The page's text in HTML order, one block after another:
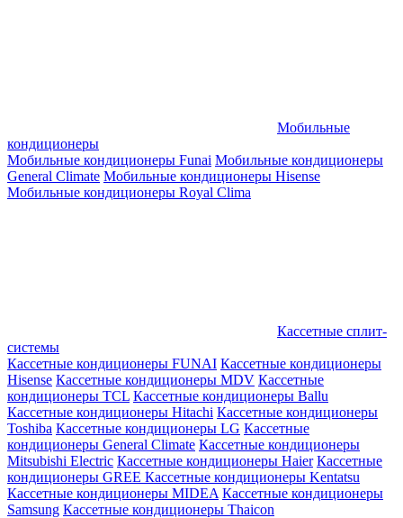
Мобильные
кондиционеры
Мобильные кондиционеры Funai Мобильные кондиционеры
General Climate Мобильные кондиционеры Hisense
Мобильные кондиционеры Royal Clima
Кассетные сплит-
системы
Кассетные кондиционеры FUNAI Кассетные кондиционеры
Hisense Кассетные кондиционеры MDV Кассетные
кондиционеры TCL Кассетные кондиционеры Ballu
Кассетные кондиционеры Hitachi Кассетные кондиционеры
Toshiba Кассетные кондиционеры LG Кассетные
кондиционеры General Climate Кассетные кондиционеры
Mitsubishi Electric Кассетные кондиционеры Haier Кассетные
кондиционеры GREE Кассетные кондиционеры Kentatsu
Кассетные кондиционеры MIDEA Кассетные кондиционеры
Samsung Кассетные кондиционеры Thaicon